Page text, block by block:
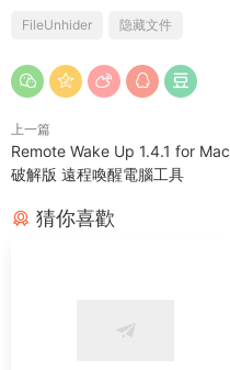
FileUnhider 隐藏文件
上一篇
Remote Wake Up 1.4.1 for Mac
破解版 遠程喚醒電腦工具
猜你喜歡